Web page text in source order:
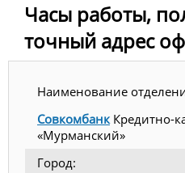
Часы работы,
точный адрес
Наименование
СовкомбанкКредитно-
«Мурманский»
Город: